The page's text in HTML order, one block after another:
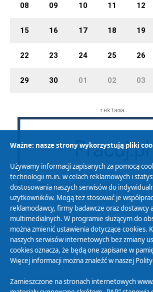
08 09 10 11 12
15 16 17 18 19
22 23 24 25 26
29 30 01 02 03
reklama
Polityka Prywatności
Zasady korzystania z Serwisu
Organizacje Pożytku Publicznego
Cyfryzacja DAB+
Ważne: nasze strony wykorzystują pliki
Używamy informacji zapisanych za pomocą
technologii m.in. w celach reklamowych i
dostosowania naszych serwisów do
użytkowników. Mogą też stosować je
reklamodawcy, firmy badawcze oraz dostawcy
multimedialnych. W programie służącym do
można zmienić ustawienia dotyczące cookies.
naszych serwisów internetowych bez zmiany
cookies oznacza, że będą one zapisane w
Więcej informacji można znaleźć w naszej
Zamieszczone na stronach internetowych